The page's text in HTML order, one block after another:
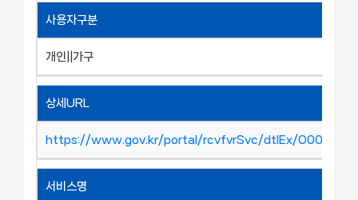
사용자구분
개인||가구
상세URL
https://www.gov.kr/portal/rcvfvrSvc/dtlEx/
서비스명